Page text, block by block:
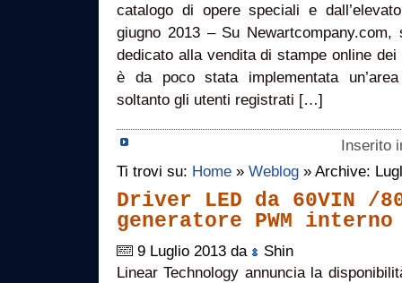
catalogo di opere speciali e
giugno 2013 – Su
dedicato alla vendita di stampe online
è da poco stata implementata
soltanto gli utenti registrati […]
Inserito
Ti trovi su: Home » Weblog » Archive:
Driver LED da 60VIN /
generatore PWM interno
9 Luglio 2013 da
Shin
Linear Technology annuncia la